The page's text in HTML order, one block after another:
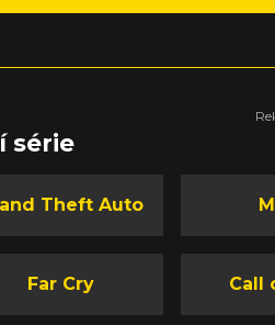
série
Theft Auto
Far Cry Call